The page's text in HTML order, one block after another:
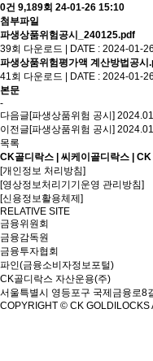
0건 9,189회 24-01-26 15:10
첨부파일
파생상품위험공시_240125.pdf
39회 다운로드 | DATE : 2024-01-
파생상품위험평가액 계산방법공시
41회 다운로드 | DATE : 2024-01-
본문
-
다음글[파생상품위험 공시]
이전글[파생상품위험 공시]
목록
CK골디락스 | 씨케이골디락스 |
[개인정보 처리방침]
[영상정보처리기기운영 관리방침]
[신용정보활용체제]
RELATIVE SITE
금융위원회
금융감독원
금융투자협회
파인(금융소비자정보포털)
CK골디락스 자산운용(주)
서울특별시 영등포구 국제금융로8
COPYRIGHT © CK